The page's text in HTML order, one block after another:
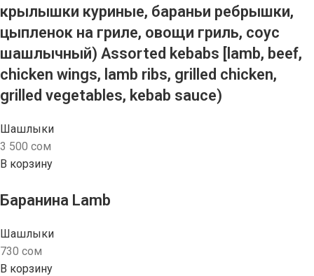
крылышки куриные, бараньи ребрышки,
цыпленок на гриле, овощи гриль, соус
шашлычный) Assorted kebabs [lamb, beef,
chicken wings, lamb ribs, grilled chicken,
grilled vegetables, kebab sauce)
Шашлыки
3 500 сом
В корзину
Баранина Lamb
Шашлыки
730 сом
В корзину